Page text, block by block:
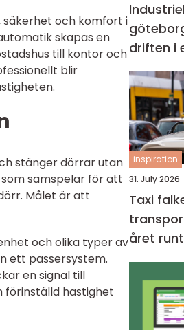
och komfort i
skapas en
till kontor och
blir
stänger dörrar utan
samspelar för att
Målet är att
och olika typer av
ett passersystem.
en signal till
förinställd hastighet
göteborg så
driften i
inspiration
31. July 2026
Taxi
året runt